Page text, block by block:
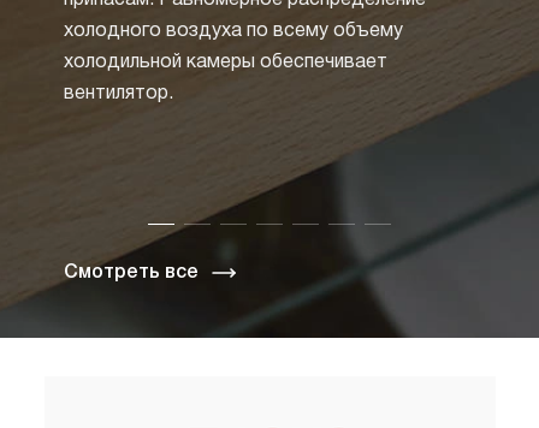
холодного воздуха по всему объему
холодильной камеры обеспечивает
вентилятор.
Смотреть все